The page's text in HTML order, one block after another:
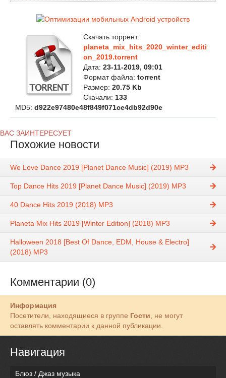
Скачать торрент:
planeta_mix_hits_2020_winter_editi
on_2019.torrent
Дата: 23-11-2019, 09:01
Формат файла: torrent
Размер: 20.75 Kb
Скачали: 133
MD5: d922e97480e48f849f071ce4db92d90e
ВАС ЗАИНТЕРЕСУЕТ
Похожие новости
We Love Dance 2019 [Planet Dance Music] (2019) MP3
Top Dance Hits 2019 [Planet Dance Music] (2019) MP3
40 Dance Hits 2019 (2018) MP3
Planeta Mix Hits 2019 [Winter Edition] (2018) MP3
Halloween 2018 [Best Of Dance, EDM, House & Electro]
(2018) MP3
Комментарии (0)
Информация
Посетители, находящиеся в группе Гости, не могут
оставлять комментарии к данной публикации.
Навигация
Блюз / Джаз музыка